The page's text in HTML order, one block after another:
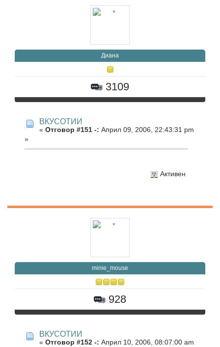
Диана
3109
ВКУСОТИИ
« Отговор #151 -: Април 09, 2006, 22:43:31 pm
»
Активен
minie_mouse
928
ВКУСОТИИ
« Отговор #152 -: Април 10, 2006, 08:07:00 am